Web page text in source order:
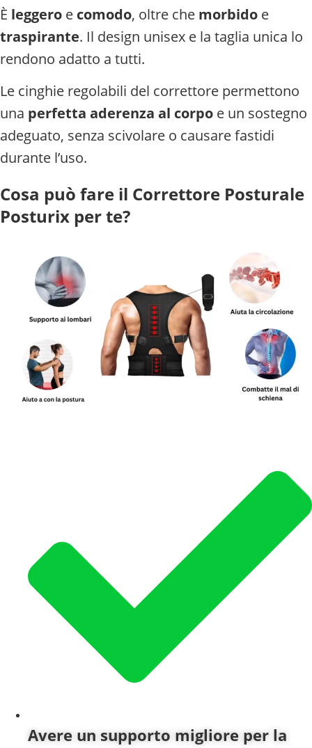
È leggero e comodo, oltre che morbido e
traspirante. Il design unisex e la taglia unica lo
rendono adatto a tutti.
Le cinghie regolabili del correttore permettono
una perfetta aderenza al corpo e un sostegno
adeguato, senza scivolare o causare fastidi
durante l’uso.
Cosa può fare il Correttore Posturale
Posturix per te?
Avere un supporto migliore per la